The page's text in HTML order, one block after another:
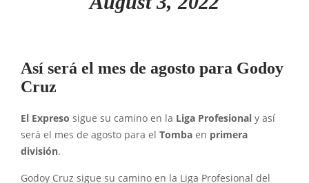
Así será el mes de agosto para Godoy
Cruz
El Expreso sigue su camino en la Liga Profesional y así
será el mes de agosto para el Tomba en primera
división.
Godoy Cruz sigue su camino en la Liga Profesional del